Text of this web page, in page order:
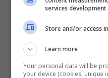
sta bene. Ma anche
di allargarsi un po’.
in mezzo, e
services development
Store and/or access
Learn more
Your personal data will be
your device (cookies, unique